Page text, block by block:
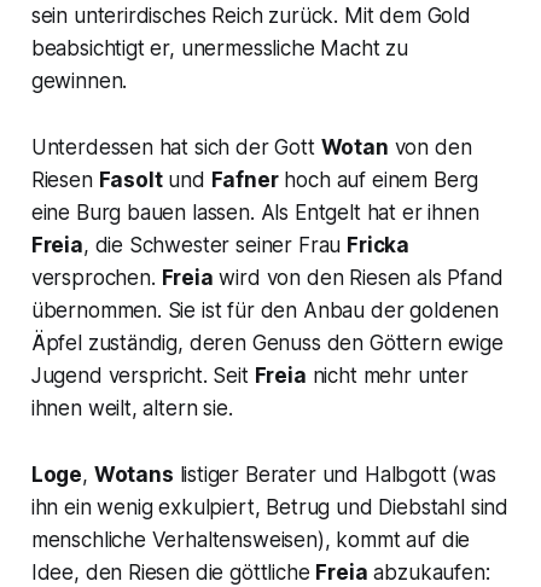
sein unterirdisches Reich zurück. Mit dem Gold
beabsichtigt er, unermessliche Macht zu
gewinnen.
Unterdessen hat sich der Gott Wotan von den
Riesen Fasoltund Fafnerhoch auf einem Berg
eine Burg bauen lassen. Als Entgelt hat er ihnen
Freia, die Schwester seiner Frau Fricka
versprochen. Freia wird von den Riesen als Pfand
übernommen. Sie ist für den Anbau der goldenen
Äpfel zuständig, deren Genuss den Göttern ewige
Jugend verspricht. Seit Freia nicht mehr unter
ihnen weilt, altern sie.
Loge, Wotans listiger Berater und Halbgott (was
ihn ein wenig exkulpiert, Betrug und Diebstahl sind
menschliche Verhaltensweisen), kommt auf die
Idee, den Riesen die göttliche Freia abzukaufen: